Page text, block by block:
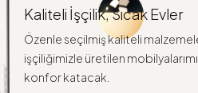
Kaliteli İşçilik, Sıcak Evler
Özenle seçilmiş kaliteli
işçiliğimizle üretilen
konfor katacak.